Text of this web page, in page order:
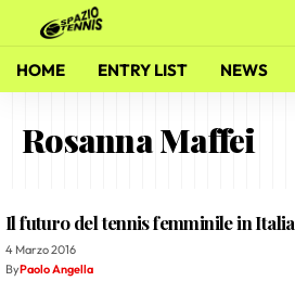
HOME ENTRY LIST NEWS
Rosanna Maffei
Il futuro del tennis femminile in Italia
4 Marzo 2016
ByPaolo Angella